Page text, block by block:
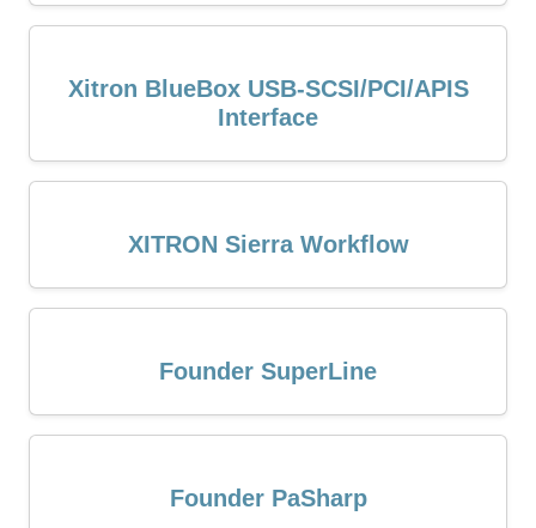
Xitron BlueBox USB-SCSI/PCI/APIS
Interface
XITRON Sierra Workflow
Founder SuperLine
Founder PaSharp